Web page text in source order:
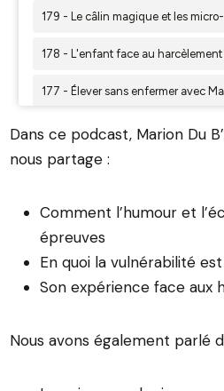
Dans ce podcast, Marion Du
nous partage :
Comment l’humour et
épreuves
En quoi la vulnérabilité
Son expérience face aux
Nous avons également parlé